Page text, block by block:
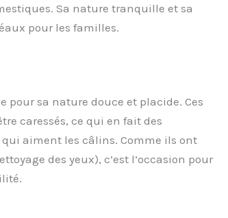
Sa nature tranquille et sa
pour les familles.
pour sa nature douce et placide. Ces
caressés, ce qui en fait des
aiment les câlins. Comme ils ont
des yeux), c’est l’occasion pour